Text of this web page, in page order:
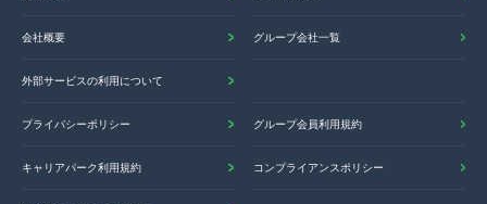
会社概要 グループ会社一覧
外部サービスの利用について
プライバシーポリシー グループ会員利用規約
キャリアパーク利用規約 コンプライアンスポリシー